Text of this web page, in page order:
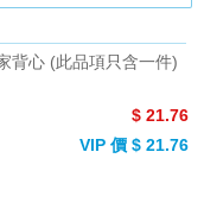
背心 (此品項只含一件)
$ 21.76
VIP 價 $ 21.76